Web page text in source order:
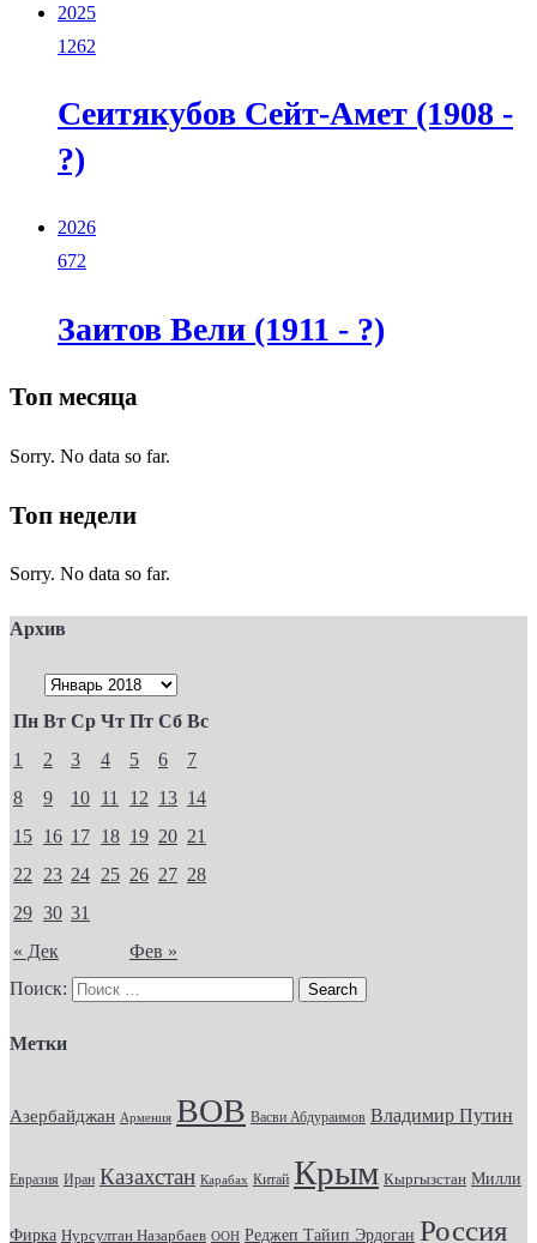
2025
1262
Сеитякубов Сейт-Амет (1908 -
?)
2026
672
Заитов Вели (1911 - ?)
Топ месяца
Sorry. No data so far.
Топ недели
Sorry. No data so far.
Архив
Пн Вт Ср Чт Пт Сб Вс
« Дек Фев »
1 2 3 4 5 6
7
8
9 10 11 12 13 14
15 16 17 18 19 20 21
22
23 24 25 26 27 28
29 30 31
Поиск:
Метки
Азербайджан Армения ВОВ Васви Абдураимов Владимир Путин
Евразия Иран Казахстан Карабах Китай Крым Кыргызстан Милли
Фирка Нурсултан Назарбаев ООН Реджеп Тайип Эрдоган Россия